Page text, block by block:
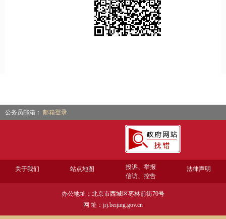
公务员邮箱： 邮箱登录
关于我们 站点地图
投诉、举报
信访、控告
法律声明
办公地址：北京市西城区枣林前街70号
网 址：jrj.beijing.gov.cn